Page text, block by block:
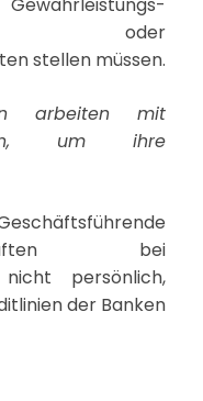
oder
stellen müssen.
arbeiten mit
um ihre
bei
nicht persönlich,
der Banken